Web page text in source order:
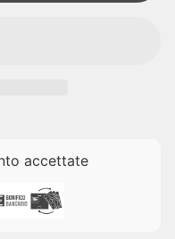
accettate